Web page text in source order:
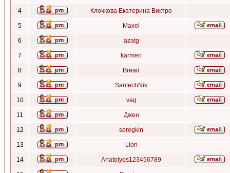
4 Клочкова Екатерина Виктро
5 Maxel
6 azatg
7 karmen
8 Bread
9 SantechNik
10 vag
11 Джен
12 seregkin
13 Lion
14 Anatolyqs123456789